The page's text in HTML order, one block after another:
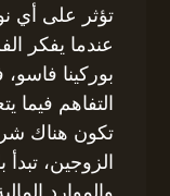
تؤثر على أي
عندما يفكر
بوركينا
التفاهم فيما
تكون هناك
الزوجين،
والموارد